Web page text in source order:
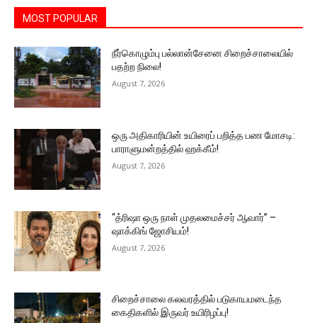
MOST POPULAR
நீர்கொழும்பு பல்லான்சேனை சிறைச்சாலையில்
பதற்ற நிலை!
August 7, 2026
ஒரு அதிகாரியின் உயிரைப் பறித்த பண மோசடி:
பாராளுமன்றத்தில் ஹக்கீம்!
August 7, 2026
“த்ரிஷா ஒரு நாள் முதலமைச்சர் ஆவார்” –
ஷாக்கிங் ஜோசியம்!
August 7, 2026
சிறைச்சாலை கலவரத்தில் படுகாயமடைந்த
கைதிகளில் இருவர் உயிரிழப்பு!